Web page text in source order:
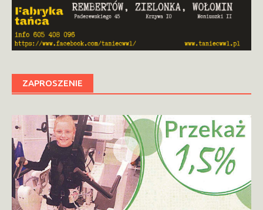
ZAPROSZENIE